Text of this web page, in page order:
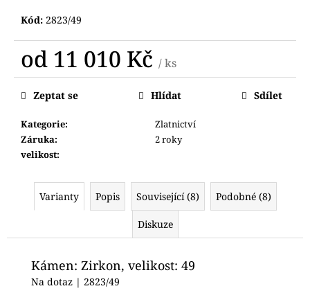
Kód: 2823/49
od 11 010 Kč / ks
Měrná
Kategorie:
Zlatnictví
Záruka:
2 roky
velikost:
Zeptat se Hlídat Sdílet
Varianty Popis Související (8) Podobné (8)
Diskuze
Kámen: Zirkon, velikost: 49
Na dotaz | 2823/49
p
o
u
e
m
HODINKY
ORIENT
6